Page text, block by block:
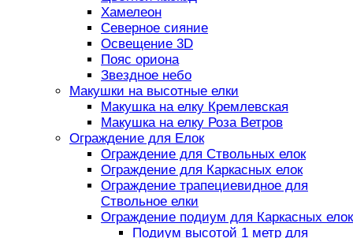
Хамелеон
Северное сияние
Освещение 3D
Пояс ориона
Звездное небо
Макушки на высотные елки
Макушка на елку Кремлевская
Макушка на елку Роза Ветров
Ограждение для Елок
Ограждение для Ствольных елок
Ограждение для Каркасных елок
Ограждение трапециевидное для
Ствольное елки
Ограждение подиум для Каркасных елок
Подиум высотой 1 метр для